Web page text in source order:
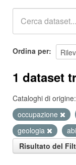
Ordina per
1 dataset
Cataloghi di origine:
occupazione
geologia
Risultato del